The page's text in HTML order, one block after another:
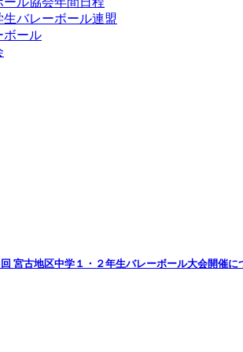
バレーボール連盟
ボール
回 宮古地区中学１・２年生バレーボール大会開催に